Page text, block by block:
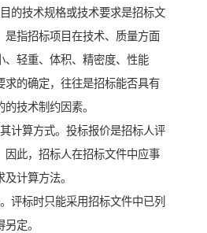
的技术规格或技术要求是招标文
是指招标项目在技术、质量方面
、轻重、体积、精密度、性能
求的确定，往往是招标能否具有
技术制约因素。
计算方式。投标报价是招标人评
因此，招标人在招标文件中应事
计算方法。
评标时只能采用招标文件中已列
定。